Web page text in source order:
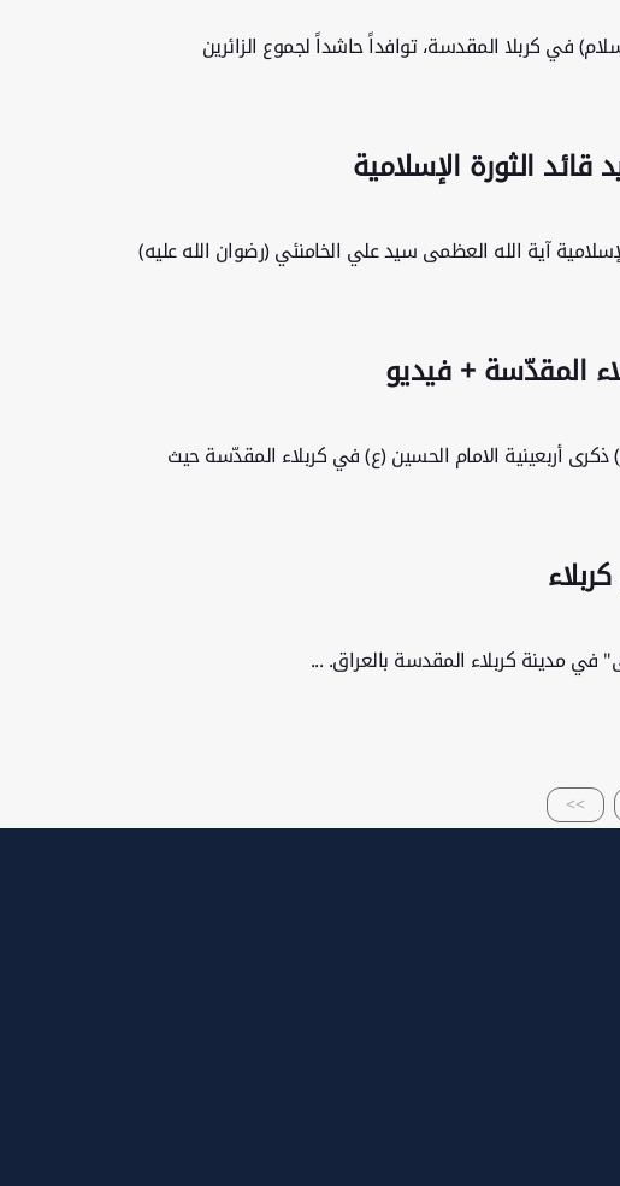
في كربلا المقدسة، توافداً حاشداً لجموع الزائرين
الثورة الإسلامية
آية الله العظمى سيد علي الخامنئي (رضوان الله عليه)
المقدّسة + فيديو
أربعينية الامام الحسين (ع) في كربلاء المقدّسة حيث
في مدينة كربلاء المقدسة بالعراق. ...
>>